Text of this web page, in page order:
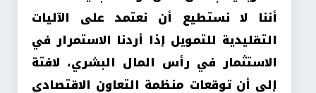
أننا لا نستطيع أن نعتمد على الآليات
التقليدية للتمويل إذا أردنا الاستمرار في
الاستثمار في رأس المال البشري، لافتة
إلى أن توقعات منظمة التعاون الاقتصادي